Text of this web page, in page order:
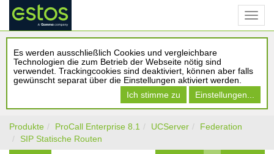
Es werden ausschließlich Cookies und vergleichbare
Technologien die zum Betrieb der Webseite nötig sind
verwendet. Trackingcookies sind deaktiviert, können aber falls
gewünscht separat über die Einstellungen aktiviert werden.
Ich stimme zu
Einstellungen...
Produkte ProCall Enterprise 8.1 UCServer
Federation
SIP Statische Routen